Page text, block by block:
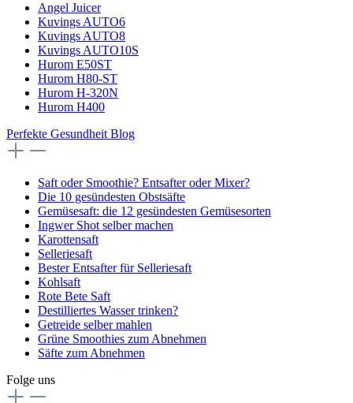
Angel Juicer
Kuvings AUTO6
Kuvings AUTO8
Kuvings AUTO10S
Hurom E50ST
Hurom H80-ST
Hurom H-320N
Hurom H400
Perfekte Gesundheit Blog
Saft oder Smoothie? Entsafter oder Mixer?
Die 10 gesündesten Obstsäfte
Gemüsesaft: die 12 gesündesten Gemüsesorten
Ingwer Shot selber machen
Karottensaft
Selleriesaft
Bester Entsafter für Selleriesaft
Kohlsaft
Rote Bete Saft
Destilliertes Wasser trinken?
Getreide selber mahlen
Grüne Smoothies zum Abnehmen
Säfte zum Abnehmen
Folge uns